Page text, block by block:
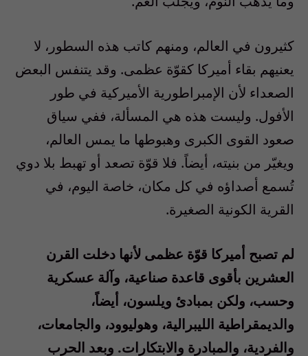
كثيرون في العالم، ومنهم كاتب هذه السطور، لا
يعنيهم بقاء أميركا كقوّة عظمى. وقد يتنفس البعض
الصعداء لأن الإمبراطورية الأميركية في طور
الأفول. وليست هذه هي المسألة، ففي سياق
صعود القوى الكبرى وهبوطها ما يمس العالم،
ويغيّر من بنيته، أيضاً. فلا قوّة تصعد أو تهبط بلا دوي
تُسمع أصداؤه في كل مكان، خاصة اليوم، في
القرية الكونية الصغيرة.
لم تصبح أميركا قوّة عظمى لأنها دخلت القرن
العشرين بأقوى قاعدة صناعية، وآلة عسكرية
وحسب، ولكن بمبادئ ويلسون، أيضاً،
والديمقراطية الليبرالية، وهوليوود، والجامعات،
والفردية، والمبادرة والابتكارات. وبعد الحرب